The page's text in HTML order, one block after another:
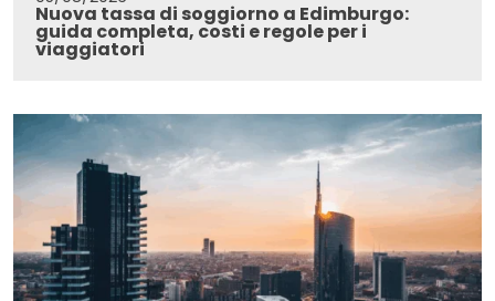
Nuova tassa di soggiorno a Edimburgo:
guida completa, costi e regole per i
viaggiatori